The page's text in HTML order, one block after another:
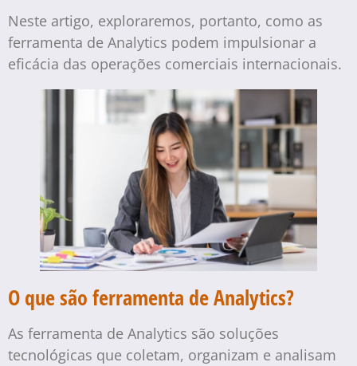
Neste artigo, exploraremos, portanto, como as
ferramenta de Analytics podem impulsionar a
eficácia das operações comerciais internacionais.
O que são ferramenta de Analytics?
As ferramenta de Analytics são soluções
tecnológicas que coletam, organizam e analisam